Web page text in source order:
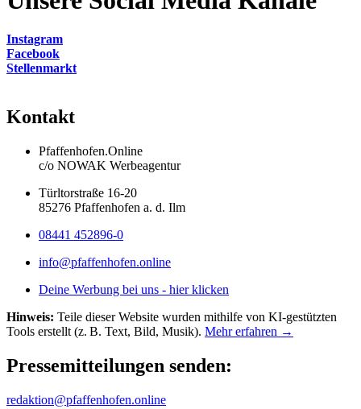
Instagram
Facebook
Stellenmarkt
Kontakt
Pfaffenhofen.Online
c/o NOWAK Werbeagentur
Türltorstraße 16-20
85276 Pfaffenhofen a. d. Ilm
08441 452896-0
info@pfaffenhofen.online
Deine Werbung bei uns - hier klicken
Hinweis: Teile dieser Website wurden mithilfe von KI-gestützten
Tools erstellt (z. B. Text, Bild, Musik). Mehr erfahren →
Pressemitteilungen senden:
redaktion@pfaffenhofen.online